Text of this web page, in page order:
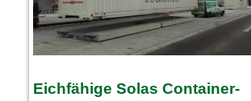
Eichfähige Solas Container-